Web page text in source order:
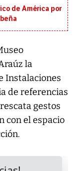
de América por
la
Instalaciones
de referencias
gestos
con el espacio